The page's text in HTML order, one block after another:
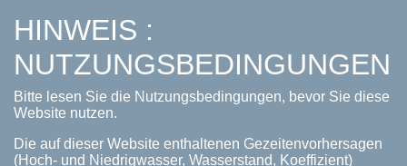
HINWEIS :
NUTZUNGSBEDINGUNGEN
Bitte lesen Sie die Nutzungsbedingungen, bevor Sie diese
Website nutzen.
Die auf dieser Website enthaltenen Gezeitenvorhersagen
(Hoch- und Niedrigwasser, Wasserstand, Koeffizient)